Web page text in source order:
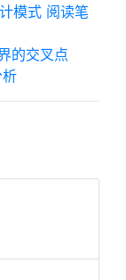
模式 阅读笔
的交叉点